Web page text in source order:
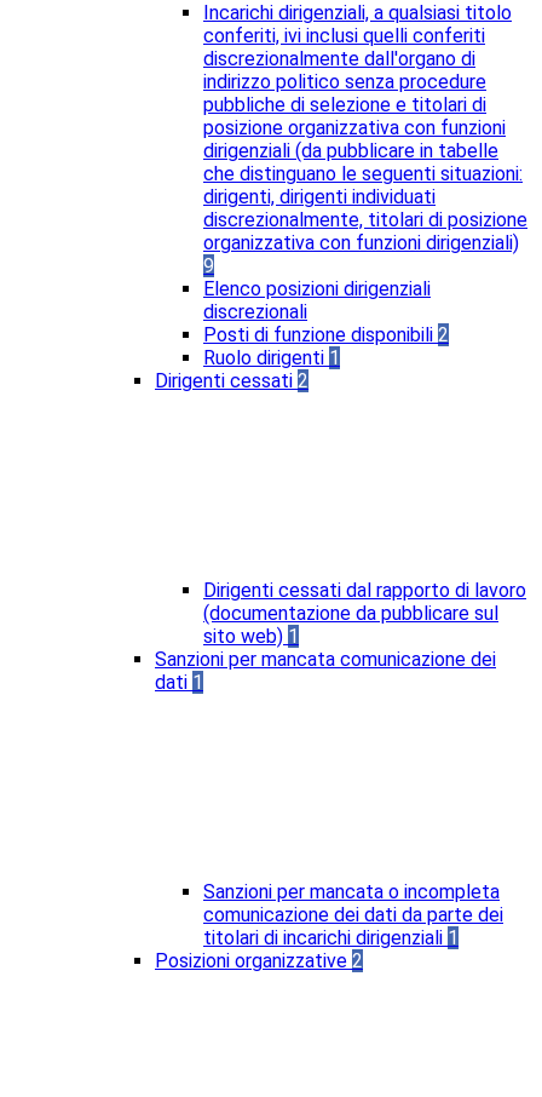
Incarichi dirigenziali, a qualsiasi titolo
conferiti, ivi inclusi quelli conferiti
discrezionalmente dall'organo di
indirizzo politico senza procedure
pubbliche di selezione e titolari di
posizione organizzativa con funzioni
dirigenziali (da pubblicare in tabelle
che distinguano le seguenti situazioni:
dirigenti, dirigenti individuati
discrezionalmente, titolari di posizione
organizzativa con funzioni dirigenziali)
9
Elenco posizioni dirigenziali
discrezionali
Posti di funzione disponibili 2
Ruolo dirigenti 1
Dirigenti cessati 2
Dirigenti cessati dal rapporto di lavoro
(documentazione da pubblicare sul
sito web) 1
Sanzioni per mancata comunicazione dei
dati 1
Sanzioni per mancata o incompleta
comunicazione dei dati da parte dei
titolari di incarichi dirigenziali 1
Posizioni organizzative 2